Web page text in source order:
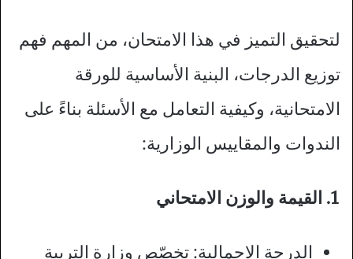
لتحقيق التميز في هذا الامتحان، من المهم فهم
توزيع الدرجات، البنية الأساسية للورقة
الامتحانية، وكيفية التعامل مع الأسئلة بناءً على
الندوات والمقاييس الوزارية:
1. القيمة والوزن الامتحاني
الدرجة الإجمالية: تخصّص وزارة التربية